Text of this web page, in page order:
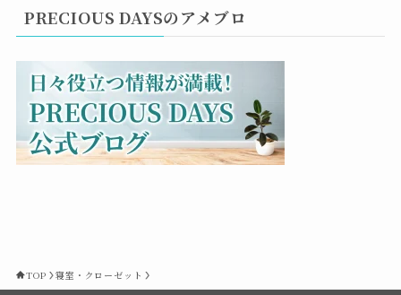
PRECIOUS DAYSのアメブロ
TOP 寝室・クローゼット